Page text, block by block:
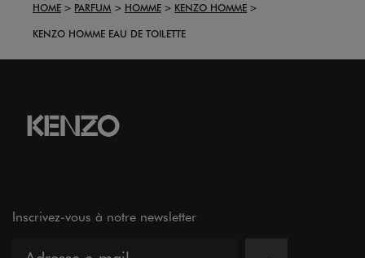
HOME PARFUM HOMME
KENZO HOMME
KENZO HOMME EAU DE TOILETTE
Inscrivez-vous à notre newsletter